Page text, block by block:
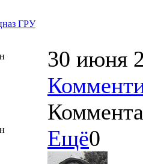
ГРУ
30 июня
Ещё0